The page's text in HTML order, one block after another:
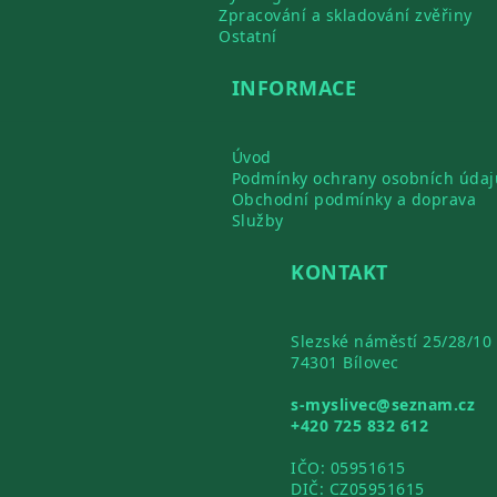
Zpracování a skladování zvěřiny
Ostatní
INFORMACE
Úvod
Podmínky ochrany osobních
Obchodní podmínky a doprava
Služby
KONTAKT
Slezské náměstí 25/28/10
74301 Bílovec
s-myslivec@seznam.cz
+420 725 832 612
IČO: 05951615
DIČ: CZ05951615